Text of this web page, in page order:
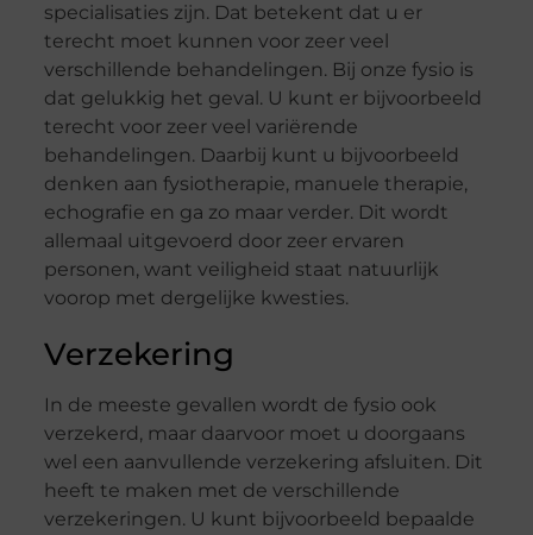
specialisaties zijn. Dat betekent dat u er
terecht moet kunnen voor zeer veel
verschillende behandelingen. Bij onze fysio is
dat gelukkig het geval. U kunt er bijvoorbeeld
terecht voor zeer veel variërende
behandelingen. Daarbij kunt u bijvoorbeeld
denken aan fysiotherapie, manuele therapie,
echografie en ga zo maar verder. Dit wordt
allemaal uitgevoerd door zeer ervaren
personen, want veiligheid staat natuurlijk
voorop met dergelijke kwesties.
Verzekering
In de meeste gevallen wordt de fysio ook
verzekerd, maar daarvoor moet u doorgaans
wel een aanvullende verzekering afsluiten. Dit
heeft te maken met de verschillende
verzekeringen. U kunt bijvoorbeeld bepaalde